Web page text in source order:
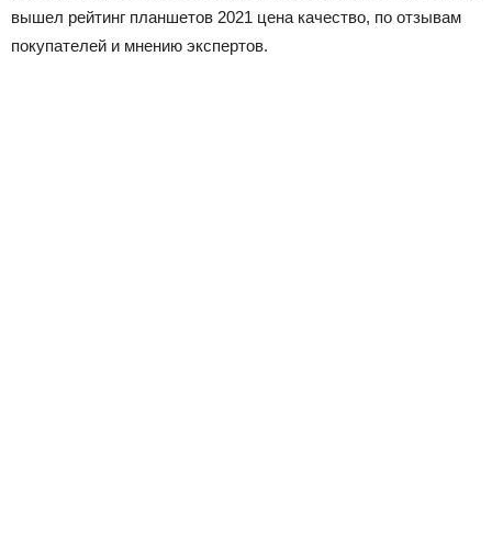
вышел рейтинг планшетов 2021 цена качество, по отзывам
покупателей и мнению экспертов.